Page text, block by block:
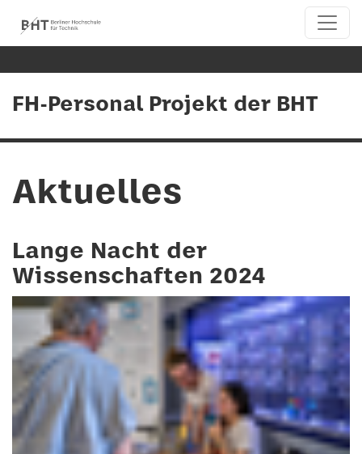
FH-Personal Projekt der BHT
Aktuelles
Lange Nacht der
Wissenschaften 2024